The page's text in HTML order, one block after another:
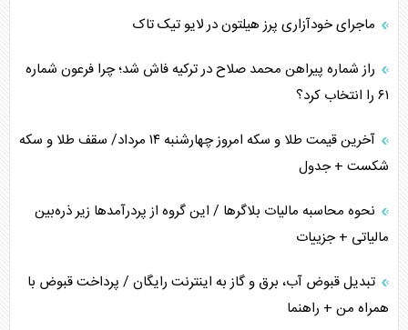
اعتراف غرب به قدرت ایران در تثبیت معادلات
خطای راهبردی ترامپ مقابل برزیل
ماجرای خودآزاری پرز هیلتون در لایو تیک تاک
راز شماره پیراهن محمد صلاح در ترکیه فاش شد؛ چرا فرعون شماره
۶۱ را انتخاب کرد؟
آخرین قیمت طلا و سکه امروز چهارشنبه ۱۴ مرداد/ سقف طلا و سکه
شکست + جدول
نحوه محاسبه مالیات بلاگر‌ها / این گروه از پردرآمد‌ها زیر ذره‌بین
مالیاتی + جزییات
تبدیل قبوض آب، برق و گاز به اینترنت رایگان / پرداخت قبوض با
همراه من + راهنما